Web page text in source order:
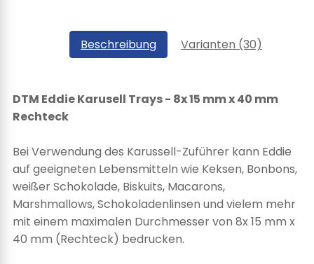
Beschreibung Varianten (30)
DTM Eddie Karusell Trays - 8x 15 mm x 40 mm
Rechteck
Bei Verwendung des Karussell-Zuführer kann Eddie
auf geeigneten Lebensmitteln wie Keksen, Bonbons,
weißer Schokolade, Biskuits, Macarons,
Marshmallows, Schokoladenlinsen und vielem mehr
mit einem maximalen Durchmesser von 8x 15 mm x
40 mm (Rechteck) bedrucken.